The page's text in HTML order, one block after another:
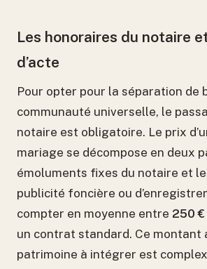
Les honoraires du notaire
d’acte
Pour opter pour la séparation de
communauté universelle, le
notaire est obligatoire. Le prix
mariage se décompose en deux
émoluments fixes du notaire et
publicité foncière ou
compter en moyenne entre 250
un contrat standard. Ce montant
patrimoine à intégrer est